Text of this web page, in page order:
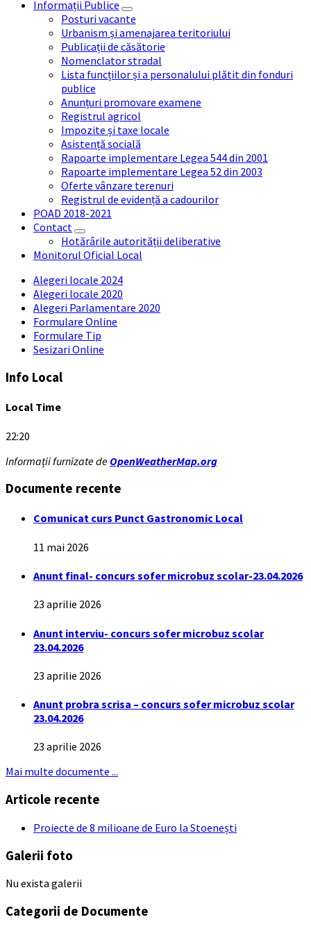
Informații Publice
Posturi vacante
Urbanism și amenajarea teritoriului
Publicații de căsătorie
Nomenclator stradal
Lista funcțiilor și a personalului plătit din fonduri
publice
Anunțuri promovare examene
Registrul agricol
Impozite și taxe locale
Asistență socială
Rapoarte implementare Legea 544 din 2001
Rapoarte implementare Legea 52 din 2003
Oferte vânzare terenuri
Registrul de evidență a cadourilor
POAD 2018-2021
Contact
Hotărârile autorității deliberative
Monitorul Oficial Local
Alegeri locale 2024
Alegeri locale 2020
Alegeri Parlamentare 2020
Formulare Online
Formulare Tip
Sesizari Online
Info Local
Local Time
22:20
Informații furnizate de OpenWeatherMap.org
Documente recente
Comunicat curs Punct Gastronomic Local
11 mai 2026
Anunt final- concurs sofer microbuz scolar-23.04.2026
23 aprilie 2026
Anunt interviu- concurs sofer microbuz scolar
23.04.2026
23 aprilie 2026
Anunt probra scrisa – concurs sofer microbuz scolar
23.04.2026
23 aprilie 2026
Mai multe documente ...
Articole recente
Proiecte de 8 milioane de Euro la Stoenești
Galerii foto
Nu exista galerii
Categorii de Documente